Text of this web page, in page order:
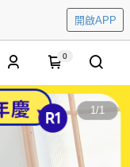
開啟APP
0
1/1